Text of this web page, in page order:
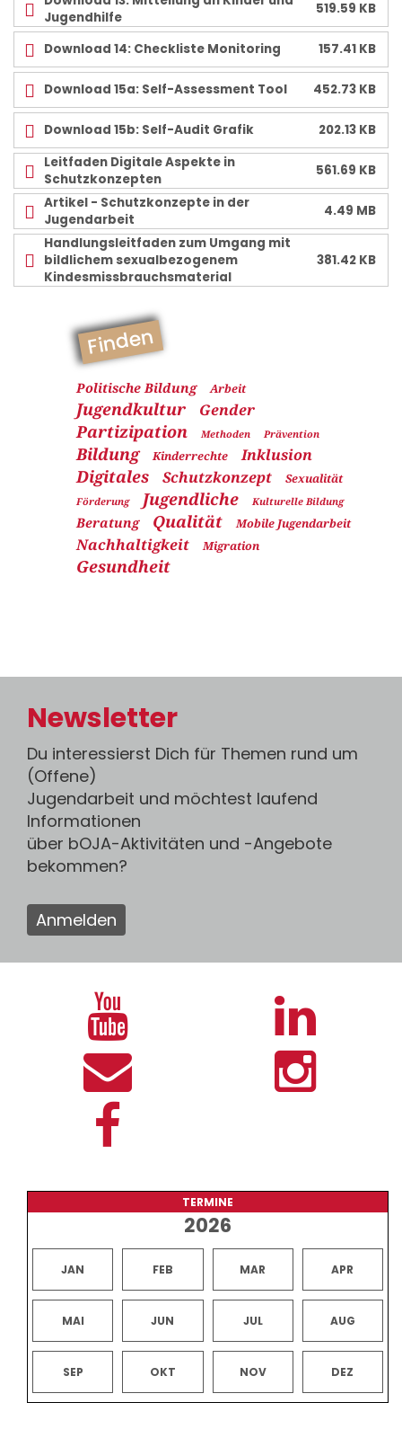
Jugendhilfe
519.59 KB
Download 14: Checkliste Monitoring 157.41 KB
Download 15a: Self-Assessment Tool 452.73 KB
Download 15b: Self-Audit Grafik
202.13 KB
Leitfaden Digitale Aspekte in
Schutzkonzepten
561.69 KB
Artikel - Schutzkonzepte in der
Jugendarbeit
4.49 MB
Handlungsleitfaden zum Umgang mit
bildlichem sexualbezogenem
Kindesmissbrauchsmaterial
381.42 KB
Finden
Politische Bildung Arbeit
Jugendkultur Gender
Partizipation Methoden Prävention
Bildung Kinderrechte Inklusion
Digitales Schutzkonzept Sexualität
Förderung Jugendliche Kulturelle Bildung
Beratung Qualität Mobile Jugendarbeit
Nachhaltigkeit Migration
Gesundheit
Newsletter
Du interessierst Dich für Themen rund um
(Offene)
Jugendarbeit und möchtest laufend
Informationen
über bOJA-Aktivitäten und -Angebote
bekommen?
Anmelden
TERMINE
2026
JAN FEB MAR APR
MAI JUN JUL AUG
SEP OKT NOV DEZ